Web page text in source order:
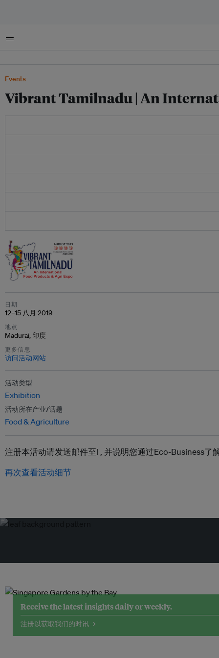
菜单
Events
Vibrant Tamilnadu | An
日期
12–15 八月 2019
地点
Madurai, 印度
更多信息
访问活动网站
活动类型
Exhibition
活动所在产业/话题
Food & Agriculture
注册本活动请发送邮件至l , 并说明您通过Eco-Business了
再次查看活动细节
Receive the latest insights daily or weekly.
注册以获取我们的时讯 →